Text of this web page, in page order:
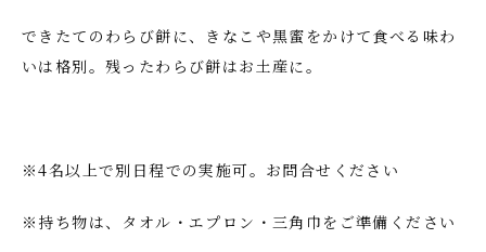
できたてのわらび餅に、きなこや黒蜜をかけて食べる味わ
いは格別。残ったわらび餅はお土産に。
※4名以上で別日程での実施可。お問合せください
※持ち物は、タオル・エプロン・三角巾をご準備ください